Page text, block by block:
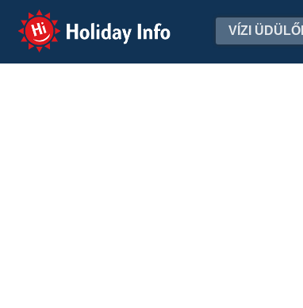
Holiday Info VÍZI